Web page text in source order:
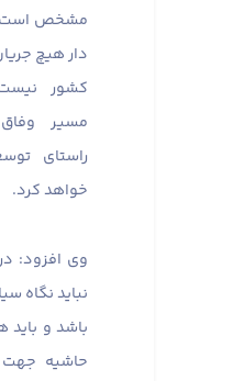
مشخص است
دار هیچ
کشور
مسیر
راستای
خواهد کرد.
وی افزود:
نباید نگاه
باشد و باید
حاشیه جهت